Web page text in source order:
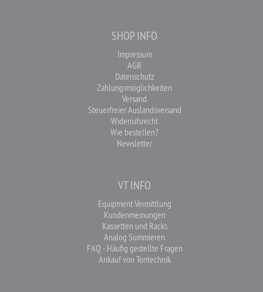
SHOP INFO
Impressum
AGB
Datenschutz
Zahlungsmöglichkeiten
Versand
Steuerfreier Auslandsversand
Widerrufsrecht
Wie bestellen?
Newsletter
VT INFO
Equipment Vermittlung
Kundenmeinungen
Kassetten und Racks
Analog Summieren
FAQ - Häufig gestellte Fragen
Ankauf von Tontechnik